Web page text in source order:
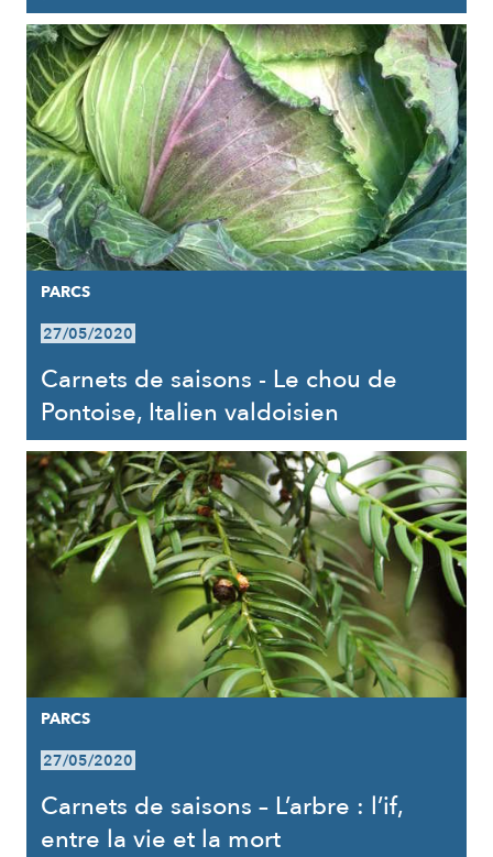
PARCS
27/05/2020
Carnets de saisons - Le chou de
Pontoise, Italien valdoisien
PARCS
27/05/2020
Carnets de saisons – L’arbre : l’if,
entre la vie et la mort